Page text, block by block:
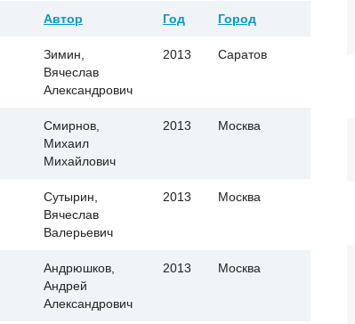
Автор Год Город
Зимин,
Вячеслав
Александрович
2013 Саратов
Смирнов,
Михаил
Михайлович
2013 Москва
Сутырин,
Вячеслав
Валерьевич
2013 Москва
Андрюшков,
Андрей
Александрович
2013 Москва